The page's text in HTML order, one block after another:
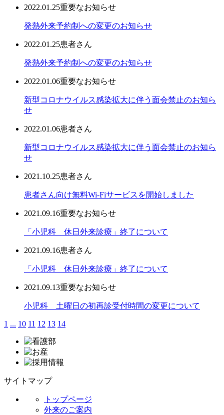
2022.01.25重要なお知らせ
発熱外来予約制への変更のお知らせ
2022.01.25患者さん
発熱外来予約制への変更のお知らせ
2022.01.06重要なお知らせ
新型コロナウイルス感染拡大に伴う面会禁止のお知ら
せ
2022.01.06患者さん
新型コロナウイルス感染拡大に伴う面会禁止のお知ら
せ
2021.10.25患者さん
患者さん向け無料Wi-Fiサービスを開始しました
2021.09.16重要なお知らせ
「小児科 休日外来診療」終了について
2021.09.16患者さん
「小児科 休日外来診療」終了について
2021.09.13重要なお知らせ
小児科 土曜日の初再診受付時間の変更について
1 ... 10 11 12 13 14
サイトマップ
トップページ
外来のご案内